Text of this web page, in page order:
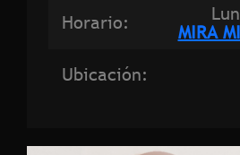
Horario:
MIRA
Ubicación: